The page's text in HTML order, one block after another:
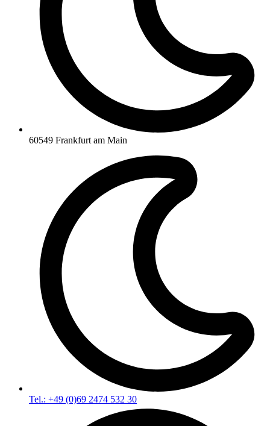
60549 Frankfurt am Main
Tel.: +49 (0)69 2474 532 30